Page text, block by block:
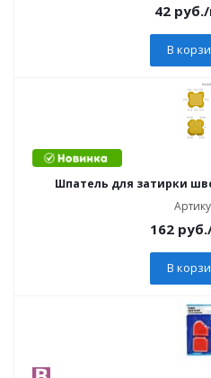
42руб.
В
Шпатель для затирки
162 руб.
В